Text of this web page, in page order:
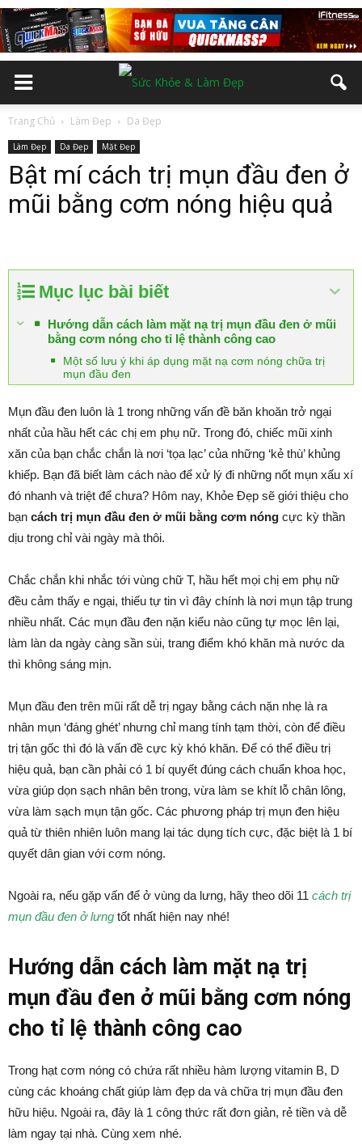
Trang Chủ Làm Đẹp Da Đẹp
Làm Đẹp Da Đẹp Mặt Đẹp
Bật mí cách trị mụn đầu đen ở
mũi bằng cơm nóng hiệu quả
Mục lục bài biết
Hướng dẫn cách làm mặt nạ trị mụn đầu đen ở mũi
bằng cơm nóng cho tỉ lệ thành công cao
Một số lưu ý khi áp dụng mặt nạ cơm nóng chữa trị
mụn đầu đen
Mụn đầu đen luôn là 1 trong những vấn đề băn khoăn trở ngại
nhất của hầu hết các chị em phụ nữ. Trong đó, chiếc mũi xinh
xăn của bạn chắc chắn là nơi ‘tọa lạc’ của những ‘kẻ thù’ khủng
khiếp. Bạn đã biết làm cách nào để xử lý đi những nốt mụn xấu xí
đó nhanh và triệt để chưa? Hôm nay, Khỏe Đẹp sẽ giới thiệu cho
bạn cách trị mụn đầu đen ở mũi bằng cơm nóng cực kỳ thần
dịu trong chỉ vài ngày mà thôi.
Chắc chắn khi nhắc tới vùng chữ T, hầu hết mọi chị em phụ nữ
đều cảm thấy e ngại, thiếu tự tin vì đây chính là nơi mụn tập trung
nhiều nhất. Các mụn đầu đen nặn kiểu nào cũng tự mọc lên lại,
làm làn da ngày càng sần sùi, trang điểm khó khăn mà nước da
thì không sáng mịn.
Mụn đầu đen trên mũi rất dễ trị ngay bằng cách nặn nhẹ là ra
nhân mụn ‘đáng ghét’ nhưng chỉ mang tính tạm thời, còn để điều
trị tận gốc thì đó là vấn đề cực kỳ khó khăn. Để có thể điều trị
hiệu quả, bạn cần phải có 1 bí quyết đúng cách chuẩn khoa học,
vừa giúp dọn sạch nhân bên trong, vừa làm se khít lỗ chân lông,
vừa làm sạch mụn tận gốc. Các phương pháp trị mụn đen hiệu
quả từ thiên nhiên luôn mang lại tác dụng tích cực, đặc biệt là 1 bí
quyết dân gian với cơm nóng.
Ngoài ra, nếu gặp vấn để ở vùng da lưng, hãy theo dõi 11 cách trị
mụn đầu đen ở lưng tốt nhất hiện nay nhé!
Hướng dẫn cách làm mặt nạ trị
mụn đầu đen ở mũi bằng cơm nóng
cho tỉ lệ thành công cao
Trong hạt cơm nóng có chứa rất nhiều hàm lượng vitamin B, D
cùng các khoáng chất giúp làm đẹp da và chữa trị mụn đầu đen
hữu hiệu. Ngoài ra, đây là 1 công thức rất đơn giản, rẻ tiền và dễ
làm ngay tại nhà. Cùng xem nhé.